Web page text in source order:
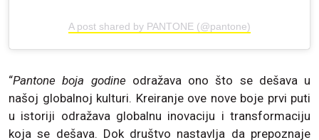
A post shared by PANTONE (@pantone)
“Pantone boja godine odražava ono što se dešava u
našoj globalnoj kulturi. Kreiranje ove nove boje prvi puti
u istoriji odražava globalnu inovaciju i transformaciju
koja se dešava. Dok društvo nastavlja da prepoznaje